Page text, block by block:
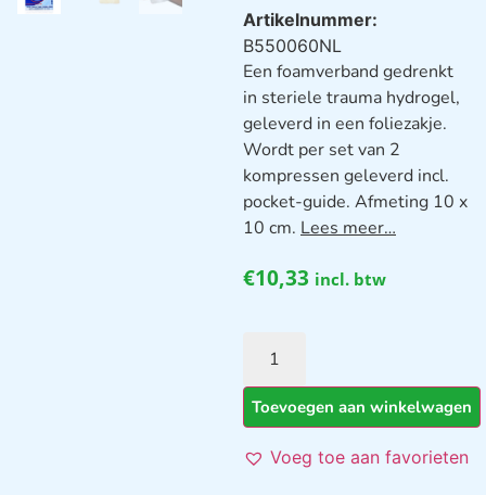
Artikelnummer:
B550060NL
Een foamverband gedrenkt
in steriele trauma hydrogel,
geleverd in een foliezakje.
Wordt per set van 2
kompressen geleverd incl.
pocket-guide. Afmeting 10 x
10 cm. Lees meer…
€10,33 incl. btw
Toevoegen aan winkelwagen
Voeg toe aan favorieten